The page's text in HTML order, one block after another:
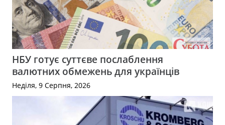
НБУ готує суттєве послаблення
валютних обмежень для українців
Неділя, 9 Серпня, 2026